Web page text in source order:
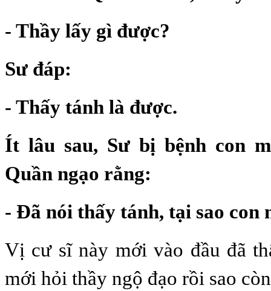
- Thầy lấy gì được?
Sư đáp:
- Thấy tánh là được.
Ít lâu sau, Sư bị bệnh con
Quần ngạo rằng:
- Đã nói thấy tánh, tại sao con
Vị cư sĩ này mới vào đầu đã
mới hỏi thầy ngộ đạo rồi sao